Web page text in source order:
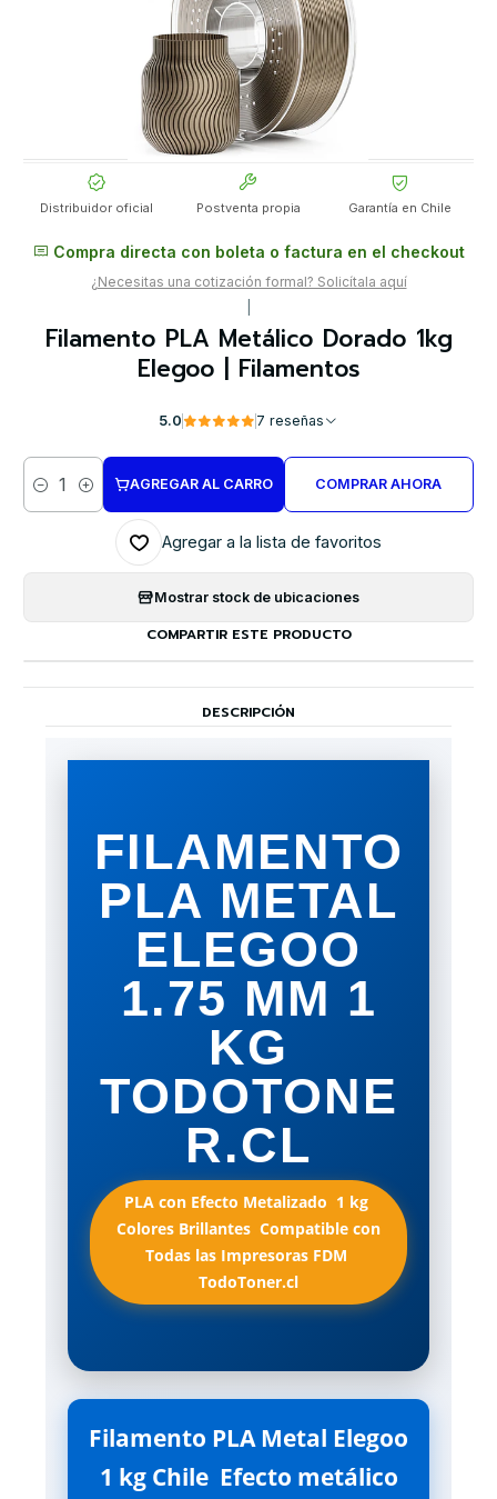
Distribuidor oficial Postventa propia Garantía en Chile
Compra directa con boleta o factura en el checkout
¿Necesitas una cotización formal? Solicítala aquí
Filamento PLA Metálico Dorado 1kg
Elegoo | Filamentos
5.0 7 reseñas
Cantidad
AGREGAR AL CARRO COMPRAR AHORA
Agregar a la lista de favoritos
Mostrar stock de ubicaciones
COMPARTIR ESTE PRODUCTO
DESCRIPCIÓN
FILAMENTO
PLA METAL
ELEGOO
1.75 MM 1
KG
TODOTONE
R.CL
PLA con Efecto Metalizado  1 kg 
Colores Brillantes  Compatible con
Todas las Impresoras FDM 
TodoToner.cl
Filamento PLA Metal Elegoo
1 kg Chile  Efecto metálico